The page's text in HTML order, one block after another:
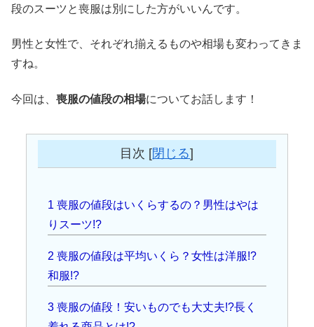
段のスーツと喪服は別にした方がいいんです。
男性と女性で、それぞれ揃えるものや相場も変わってきま
すね。
今回は、 喪服の値段の相場についてお話します！
目次 [閉じる]
1 喪服の値段はいくらするの？男性はやは
りスーツ!?
2 喪服の値段は平均いくら？女性は洋服!?
和服!?
3喪服の値段！安いものでも大丈夫!?長く